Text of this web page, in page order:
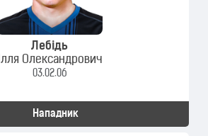
Лебідь
Ілля Олександрович
03.02.06
Нападник